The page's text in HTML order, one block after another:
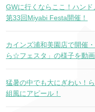
GWに行くならここ！ハン
第33回Miyabi Festa開催！
カインズ浦和美園店で開催
ら☆フェスタ」の様子を動画
猛暑の中でも大にぎわい！
組風にアピール！